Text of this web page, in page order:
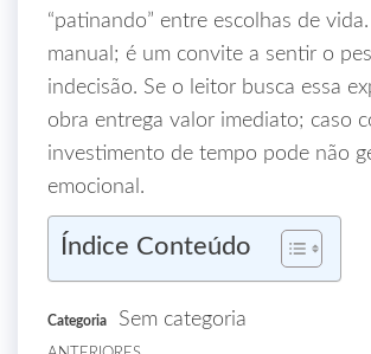
“patinando” entre escolhas de
manual; é um convite a sentir o
indecisão. Se o leitor busca essa
obra entrega valor imediato; caso
investimento de tempo pode não
emocional.
Índice Conteúdo
Categoria Sem categoria